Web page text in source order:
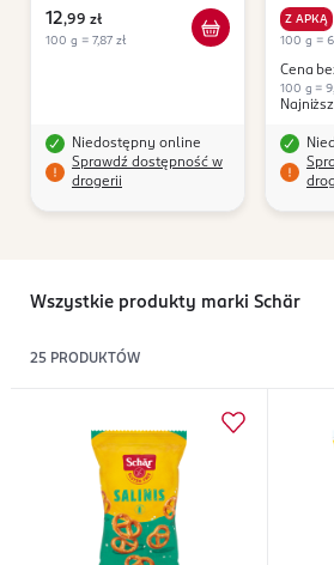
12,99 zł
100 g = 7,87 zł
Niedostępny online
Sprawdź dostępność w
drogerii
Z APKĄ
100 g =
Cena
100 g =
Wszystkie produkty marki Schär
25 PRODUKTÓW